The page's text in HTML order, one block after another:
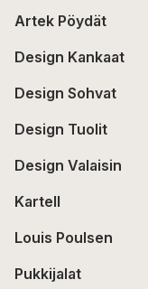
Artek Pöydät
Design Kankaat
Design Sohvat
Design Tuolit
Design Valaisin
Kartell
Louis Poulsen
Pukkijalat